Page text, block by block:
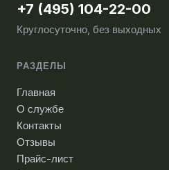
+7 (495) 104-22-00
Круглосуточно, без выходных
РАЗДЕЛЫ
Главная
О службе
Контакты
Отзывы
Прайс-лист